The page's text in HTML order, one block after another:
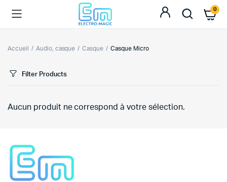
0
Accueil Audio, casque Casque Casque Micro
Filter Products
Aucun produit ne correspond à votre sélection.